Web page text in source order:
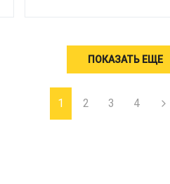
ПОКАЗАТЬ ЕЩЕ
1 2 3 4